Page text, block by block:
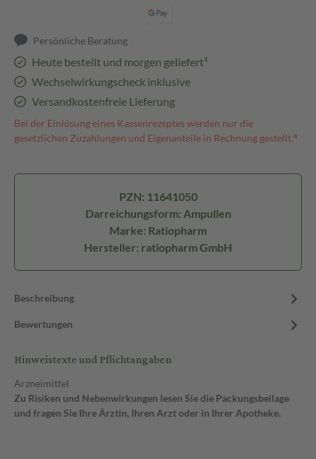
Persönliche Beratung
Heute bestellt und morgen geliefert³
Wechselwirkungscheck inklusive
Versandkostenfreie Lieferung
Bei der Einlösung eines Kassenrezeptes werden nur die
gesetzlichen Zuzahlungen und Eigenanteile in Rechnung gestellt.⁴
PZN: 11641050
Darreichungsform: Ampullen
Marke: Ratiopharm
Hersteller: ratiopharm GmbH
Beschreibung
Bewertungen
Hinweistexte und Pflichtangaben
Arzneimittel
Zu Risiken und Nebenwirkungen lesen Sie die Packungsbeilage
und fragen Sie Ihre Ärztin, Ihren Arzt oder in Ihrer Apotheke.